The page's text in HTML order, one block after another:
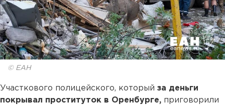
© ЕАН
Участкового полицейского, который за деньги
покрывал проституток в Оренбурге, приговорили